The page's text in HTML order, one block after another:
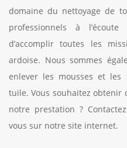
domaine du nettoyage de
professionnels à
d’accomplir toutes les
ardoise. Nous sommes
enlever les mousses et
tuile. Vous souhaitez
notre prestation ?
vous sur notre site internet.